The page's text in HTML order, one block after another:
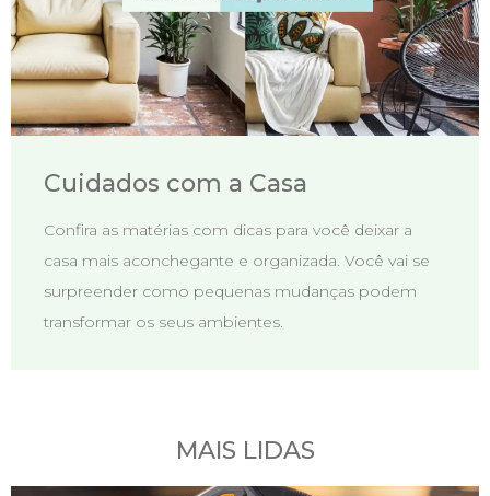
Cuidados com a Casa
Confira as matérias com dicas para você deixar a
casa mais aconchegante e organizada. Você vai se
surpreender como pequenas mudanças podem
transformar os seus ambientes.
MAIS LIDAS